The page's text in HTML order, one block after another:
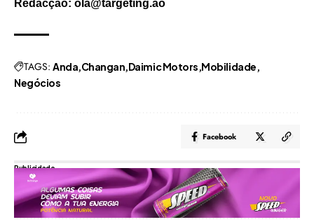
Redacção: ola@targeting.ao
TAGS: Anda Changan Daimic Motors Mobilidade
Negócios
Facebook
Publicidade